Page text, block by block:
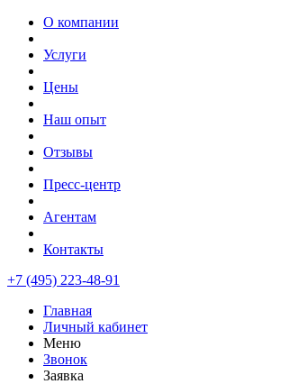
О компании
Услуги
Цены
Наш опыт
Отзывы
Пресс-центр
Агентам
Контакты
+7 (495) 223-48-91
Главная
Личный кабинет
Меню
Звонок
Заявка